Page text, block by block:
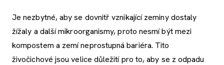
Je nezbytné, aby se dovnitř vznikající zeminy dostaly
žížaly a další mikroorganismy, proto nesmí být mezi
kompostem a zemí neprostupná bariéra. Tito
živočichové jsou velice důležití pro to, aby se z odpadu